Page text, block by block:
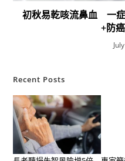
初秋易乾咳流鼻血 一
+防
Recent Posts